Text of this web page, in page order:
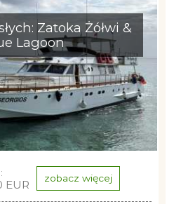
Zatoka Żółwi &
Lagoon
EUR zobacz więcej